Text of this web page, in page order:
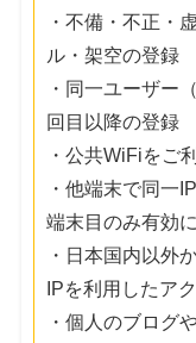
・不備・不正・
ル・架空の登録
・同一ユーザー
回目以降の登録
・公共WiFiをご
・他端末で同一
端末目のみ有効
・日本国内以外
IPを利用したア
・個人のブログ